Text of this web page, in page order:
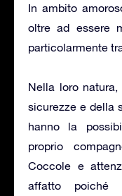
In ambito
oltre ad essere
particolarmente
Nella loro
sicurezze e della
hanno la
proprio
Coccole e
affatto